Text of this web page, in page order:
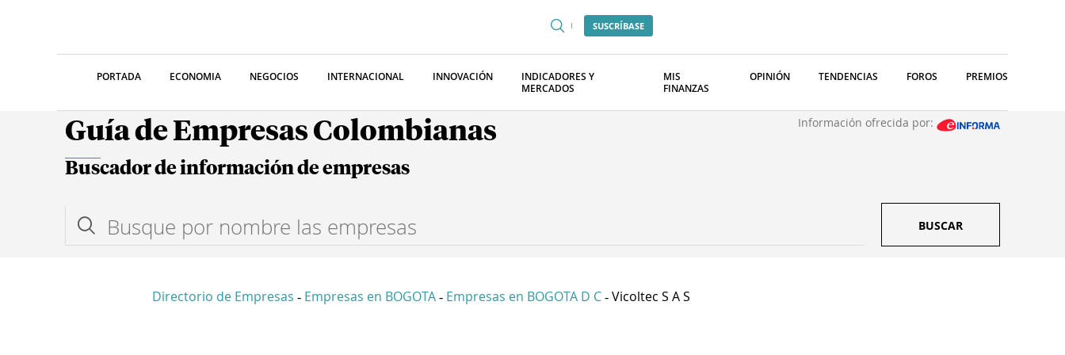
SUSCRÍBASE
PORTADA ECONOMIA NEGOCIOS INTERNACIONAL INNOVACIÓN
INDICADORES Y
MERCADOS
MIS
FINANZAS
OPINIÓN TENDENCIAS FOROS PREMIOS
Guía de Empresas Colombianas Información ofrecida por:
Buscador de información de empresas
BUSCAR
Directorio de Empresas - Empresas en BOGOTA - Empresas en BOGOTA D C - Vicoltec S A S